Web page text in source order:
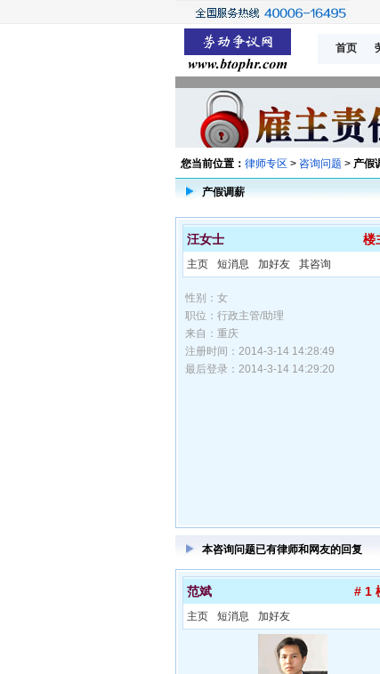
首页
您当前位置： 律师专区 > 咨询问题 > 产假
产假调薪
汪女士 楼
主页 短消息 加好友 其咨询
性别：女
职位：行政主管/助理
来自：重庆
注册时间：2014-3-14 14:28:49
最后登录：2014-3-14 14:29:20
本咨询问题已有律师和网友的回复
范斌 # 1
主页 短消息 加好友